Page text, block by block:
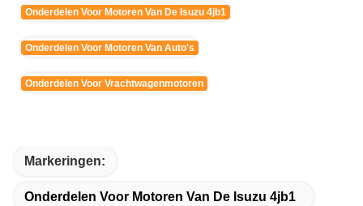
Onderdelen Voor Motoren Van De Isuzu 4jb1
Onderdelen Voor Motoren Van Auto's
Onderdelen Voor Vrachtwagenmotoren
Markeringen:
Onderdelen Voor Motoren Van De Isuzu 4jb1